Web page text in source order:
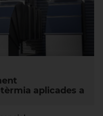
aplicades a